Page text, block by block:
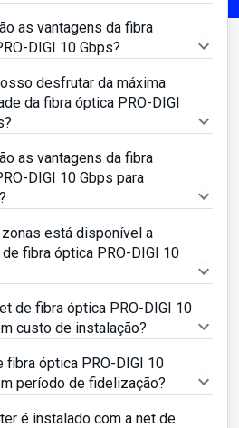
as vantagens da fibra
DIGI 10 Gbps?
desfrutar da máxima
da fibra óptica PRO-DIGI
as vantagens da fibra
DIGI 10 Gbps para
zonas está disponível a
fibra óptica PRO-DIGI 10
de fibra óptica PRO-DIGI 10
custo de instalação?
fibra óptica PRO-DIGI 10
período de fidelização?
é instalado com a net de